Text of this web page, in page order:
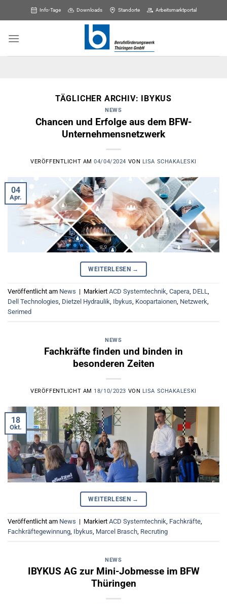
to
Info-Tage Downloads Standorte Arbeitsmarktportal
TÄGLICHER ARCHIV: IBYKUS
NEWS
Chancen und Erfolge aus dem BFW-
Unternehmensnetzwerk
VERÖFFENTLICHT AM04/04/2024 VON LISA SCHAKALESKI
04
Apr.
WEITERLESEN →
Veröffentlicht am News | Markiert ACD Systemtechnik, Capera, DELL,
Dell Technologies, Dietzel Hydraulik, Ibykus, Koopartaionen, Netzwerk,
Serimed
NEWS
Fachkräfte finden und binden in
besonderen Zeiten
VERÖFFENTLICHT AM 18/10/2023 VON LISA SCHAKALESKI
18
Okt.
WEITERLESEN →
Veröffentlicht am News | Markiert ACD Systemtechnik Fachkräfte
Fachkräftegewinnung Ibykus Marcel Brasch Recruting
NEWS
IBYKUS AG zur Mini-Jobmesse im BFW
Thüringen